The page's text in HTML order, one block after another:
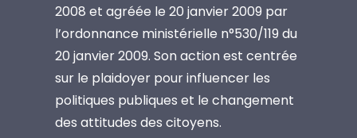
2008 et agréée le 20 janvier 2009 par
l’ordonnance ministérielle n°530/119 du
20 janvier 2009. Son action est centrée
sur le plaidoyer pour influencer les
politiques publiques et le changement
des attitudes des citoyens.